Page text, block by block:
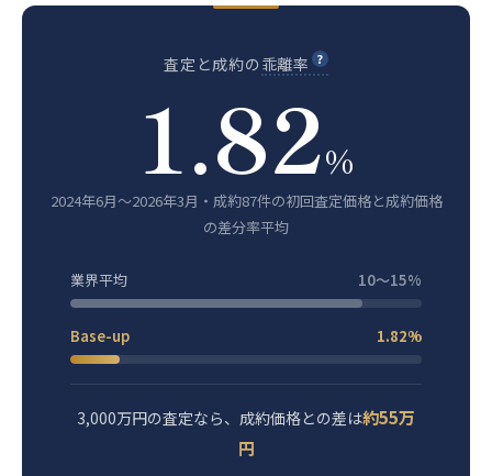
査定と成約の 乖離率
1.82%
2024年6月〜2026年3月・成約87件の初回査定価格と成約価格
の差分率平均
業界平均 10〜15%
Base-up 1.82%
3,000万円の査定なら、成約価格との差は約55万
円